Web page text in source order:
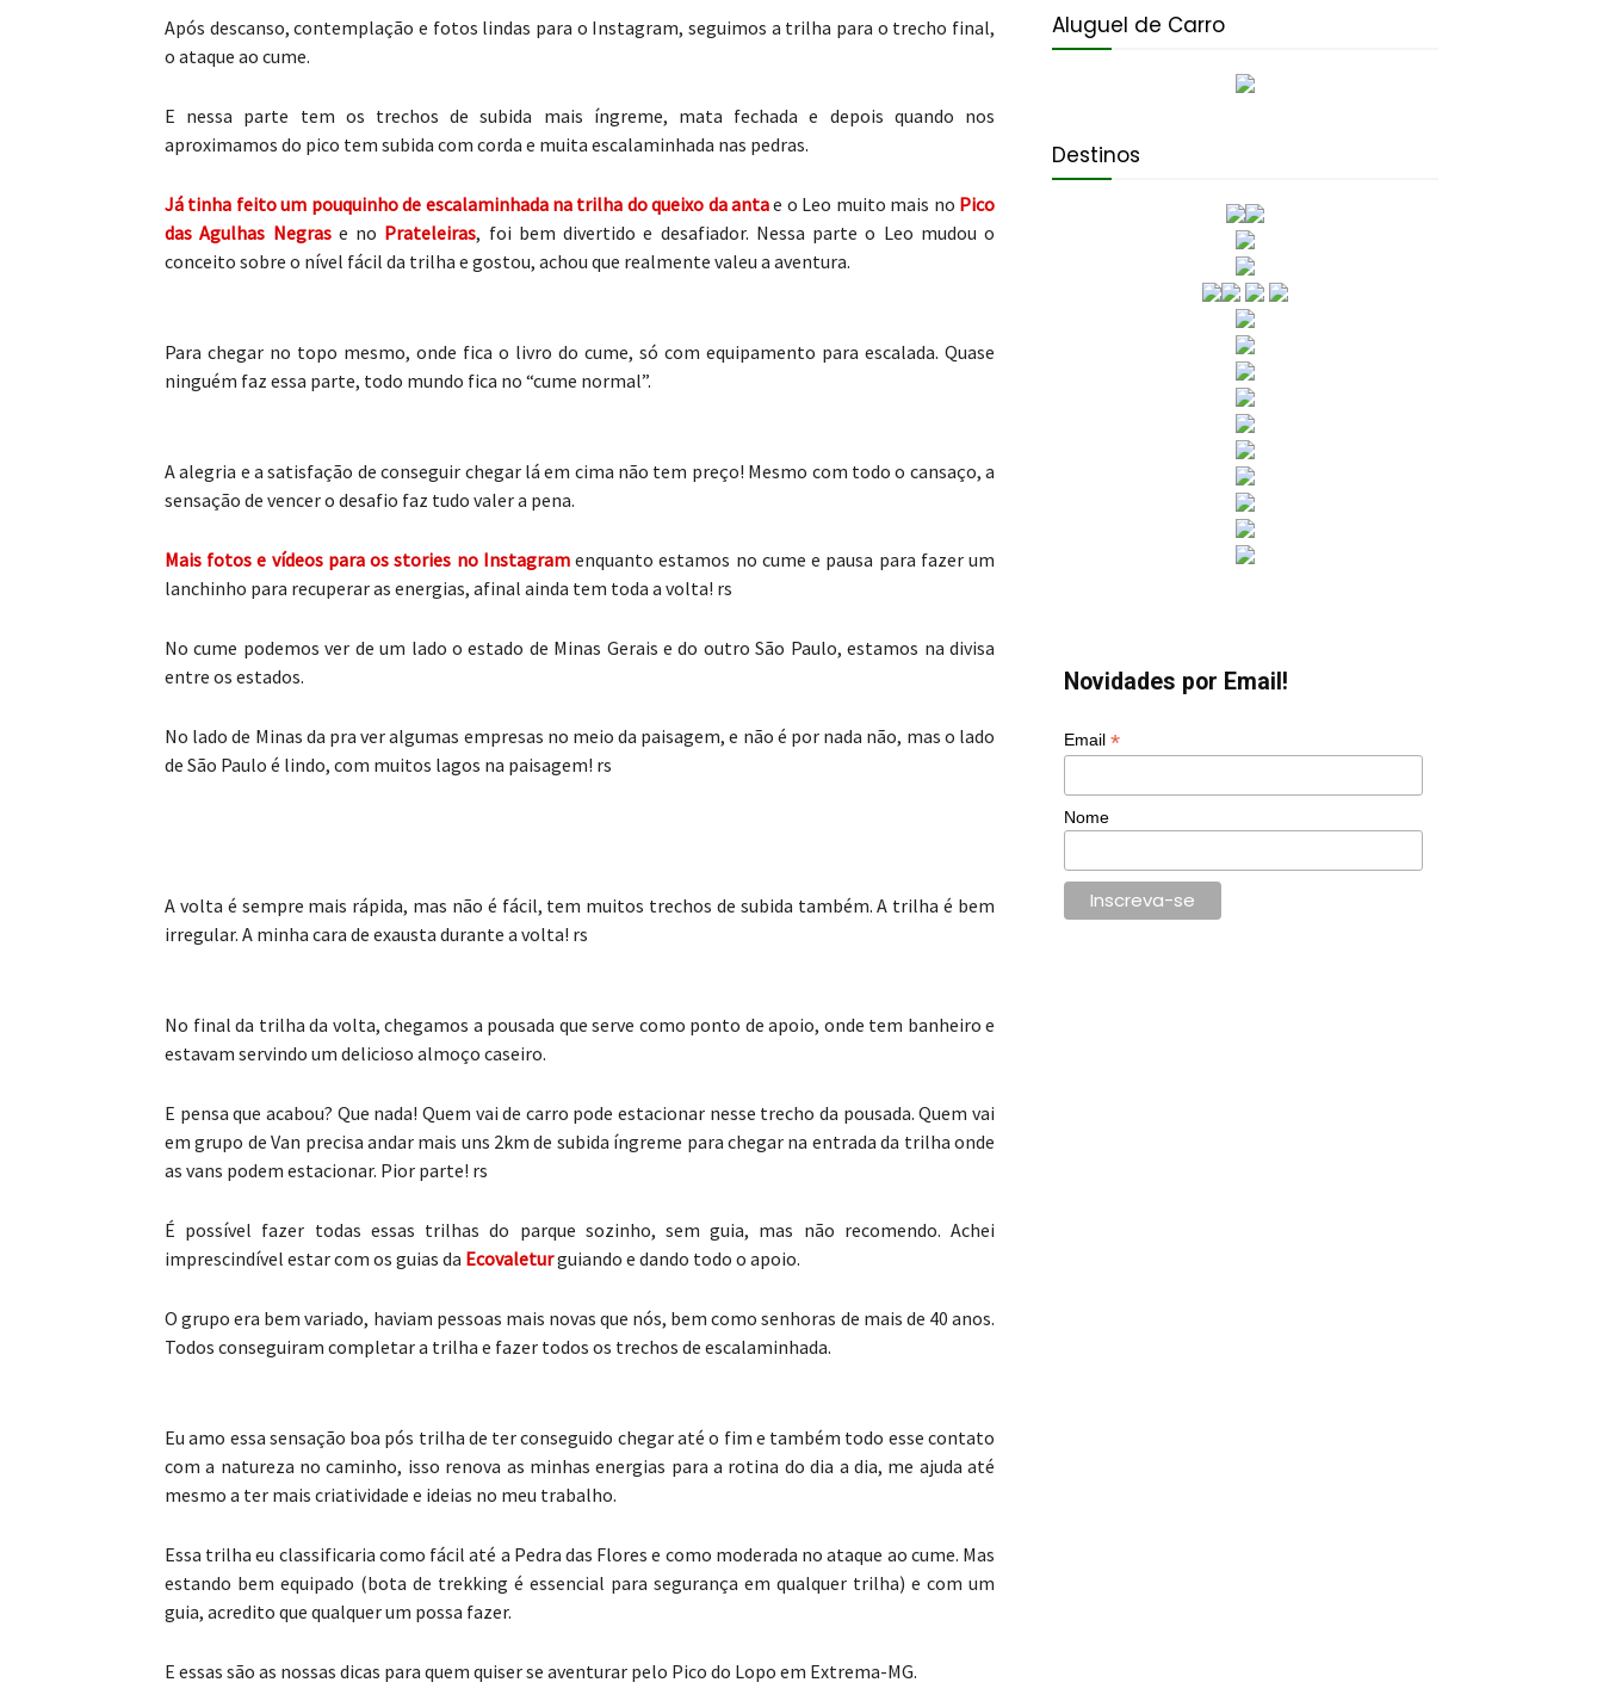
Após descanso, contemplação e fotos lindas para o Instagram, seguimos a trilha para o trecho final,
o ataque ao cume.
E nessa parte tem os trechos de subida mais íngreme, mata fechada e depois quando nos
aproximamos do pico tem subida com corda e muita escalaminhada nas pedras.
Já tinha feito um pouquinho de escalaminhada na trilha do queixo da antae o Leo muito mais no Pico
das Agulhas Negrase no Prateleiras, foi bem divertido e desafiador. Nessa parte o Leo mudou o
conceito sobre o nível fácil da trilha e gostou, achou que realmente valeu a aventura.
Para chegar no topo mesmo, onde fica o livro do cume, só com equipamento para escalada. Quase
ninguém faz essa parte, todo mundo fica no “cume normal”.
A alegria e a satisfação de conseguir chegar lá em cima não tem preço! Mesmo com todo o cansaço, a
sensação de vencer o desafio faz tudo valer a pena.
Mais fotos e vídeos para os stories no Instagramenquanto estamos no cume e pausa para fazer um
lanchinho para recuperar as energias, afinal ainda tem toda a volta! rs
No cume podemos ver de um lado o estado de Minas Gerais e do outro São Paulo, estamos na divisa
entre os estados.
No lado de Minas da pra ver algumas empresas no meio da paisagem, e não é por nada não, mas o lado
de São Paulo é lindo, com muitos lagos na paisagem! rs
A volta é sempre mais rápida, mas não é fácil, tem muitos trechos de subida também. A trilha é bem
irregular. A minha cara de exausta durante a volta! rs
No final da trilha da volta, chegamos a pousada que serve como ponto de apoio, onde tem banheiro e
estavam servindo um delicioso almoço caseiro.
E pensa que acabou? Que nada! Quem vai de carro pode estacionar nesse trecho da pousada. Quem vai
em grupo de Van precisa andar mais uns 2km de subida íngreme para chegar na entrada da trilha onde
as vans podem estacionar. Pior parte! rs
É possível fazer todas essas trilhas do parque sozinho, sem guia, mas não recomendo. Achei
imprescindível estar com os guias da Ecovaleturguiando e dando todo o apoio.
O grupo era bem variado, haviam pessoas mais novas que nós, bem como senhoras de mais de 40 anos.
Todos conseguiram completar a trilha e fazer todos os trechos de escalaminhada.
Eu amo essa sensação boa pós trilha de ter conseguido chegar até o fim e também todo esse contato
com a natureza no caminho, isso renova as minhas energias para a rotina do dia a dia, me ajuda até
mesmo a ter mais criatividade e ideias no meu trabalho.
Essa trilha eu classificaria como fácil até a Pedra das Flores e como moderada no ataque ao cume. Mas
estando bem equipado (bota de trekking é essencial para segurança em qualquer trilha) e com um
guia, acredito que qualquer um possa fazer.
E essas são as nossas dicas para quem quiser se aventurar pelo Pico do Lopo em Extrema-MG.
Aluguel de Carro
Destinos
Novidades por Email!
Email *
Nome